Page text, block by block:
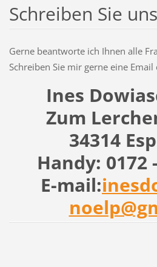
Schreiben Sie uns
Gerne beantworte ich Ihnen alle
Schreiben Sie mir gerne eine
Ines
Zum
34314
Handy: 0172
E-mail: